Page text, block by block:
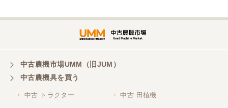
中古農機市場UMM（旧JUM）
中古農機具を買う
・ 中古 トラクター ・ 中古 田植機